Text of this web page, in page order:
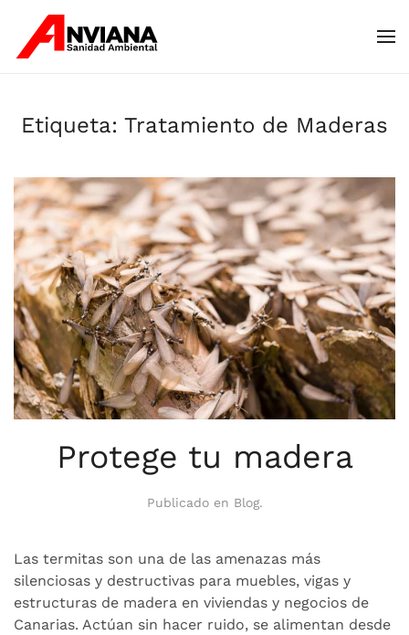
Skip to main content
Etiqueta: Tratamiento de Maderas
Protege tu madera
Publicado en Blog.
Las termitas son una de las amenazas más
silenciosas y destructivas para muebles, vigas y
estructuras de madera en viviendas y negocios de
Canarias. Actúan sin hacer ruido, se alimentan desde